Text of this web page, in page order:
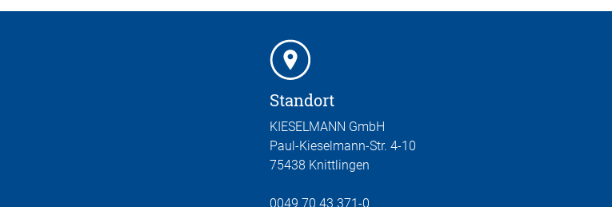
Standort
KIESELMANN GmbH
Paul-Kieselmann-Str. 4-10
75438 Knittlingen
0049 70 43 371-0